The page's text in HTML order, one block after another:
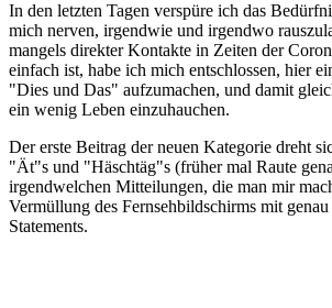
In den letzten Tagen verspüre ich das
mich nerven, irgendwie und irgendwo
mangels direkter Kontakte in Zeiten der
einfach ist, habe ich mich entschlossen, hier
"Dies und Das" aufzumachen, und damit
ein wenig Leben einzuhauchen.
Der erste Beitrag der neuen Kategorie dreht
"Ät"s und "Häschtäg"s (früher mal Raute
irgendwelchen Mitteilungen, die man mir
Vermüllung des Fernsehbildschirms mit
Statements.